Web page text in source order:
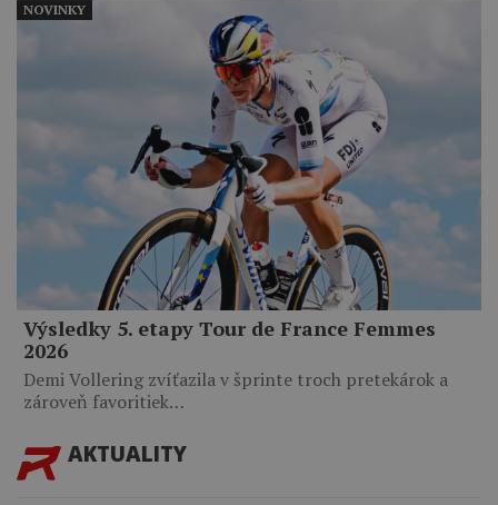
Výsledky 5. etapy Tour de France Femmes
2026
Demi Vollering zvíťazila v šprinte troch pretekárok a
zároveň favoritiek…
NOVINKY
AKTUALITY